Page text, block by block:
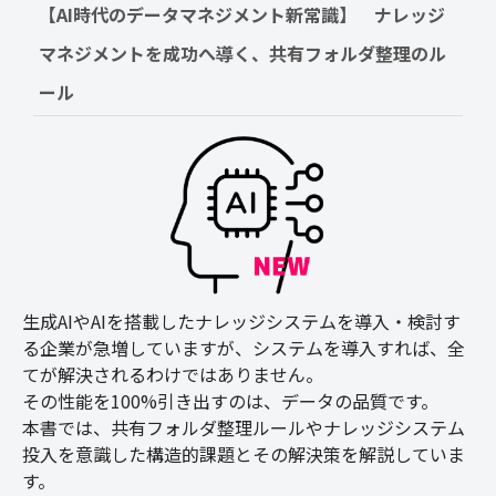
【AI時代のデータマネジメント新常識】　ナレッジ
マネジメントを成功へ導く、共有フォルダ整理のル
ール
生成AIやAIを搭載したナレッジシステムを導入・検討す
る企業が急増していますが、システムを導入すれば、全
てが解決されるわけではありません。
その性能を100%引き出すのは、データの品質です。
本書では、共有フォルダ整理ルールやナレッジシステム
投入を意識した構造的課題とその解決策を解説していま
す。